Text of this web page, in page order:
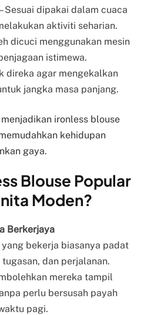
– Sesuai dipakai dalam cuaca
aktiviti seharian.
dicuci menggunakan mesin
istimewa.
direka agar mengekalkan
jangka masa panjang.
ironless blouse
kehidupan
gaya.
Blouse Popular
Moden?
Berkerjaya
bekerja biasanya padat
dan perjalanan.
mereka tampil
perlu bersusah payah
pagi.